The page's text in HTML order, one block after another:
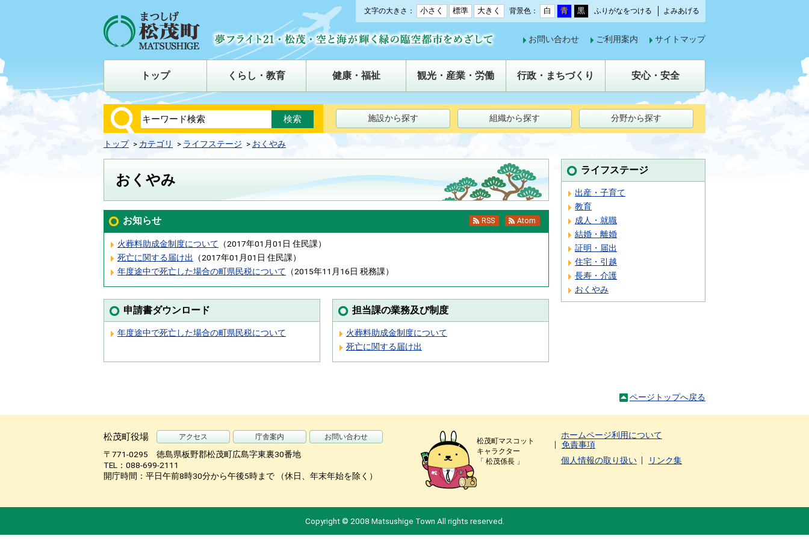
文字の大きさ： 小さく 標準 大きく 背景色： 白 青 黒 ふりがなをつける よみあげる
お問い合わせ ご利用案内 サイトマップ
トップ くらし・教育 健康・福祉 観光・産業・労働 行政・まちづくり 安心・安全
施設から探す 組織から探す 分野から探す
トップ カテゴリ ライフステージ おくやみ
おくやみ
お知らせ RSS Atom
火葬料助成金制度について （2017年01月01日 住民課）
死亡に関する届け出
（2017年01月01日 住民課）
年度途中で死亡した場合の町県民税について （2015年11月16日 税務課）
申請書ダウンロード
年度途中で死亡した場合の町県民税について
担当課の業務及び制度
火葬料助成金制度について
死亡に関する届け出
ライフステージ
出産・子育て
教育
成人・就職
結婚・離婚
証明・届出
住宅・引越
長寿・介護
おくやみ
ページトップへ戻る
ホームページ利用について
免責事項
個人情報の取り扱い
リンク集
松茂町マスコット
キャラクター
「 松茂係長 」
松茂町役場 アクセス 庁舎案内 お問い合わせ
〒771-0295 徳島県板野郡松茂町広島字東裏30番地
TEL：088-699-2111
開庁時間：平日午前8時30分から午後5時まで （休日、年末年始を除く）
Copyright © 2008 Matsushige Town All rights reserved.